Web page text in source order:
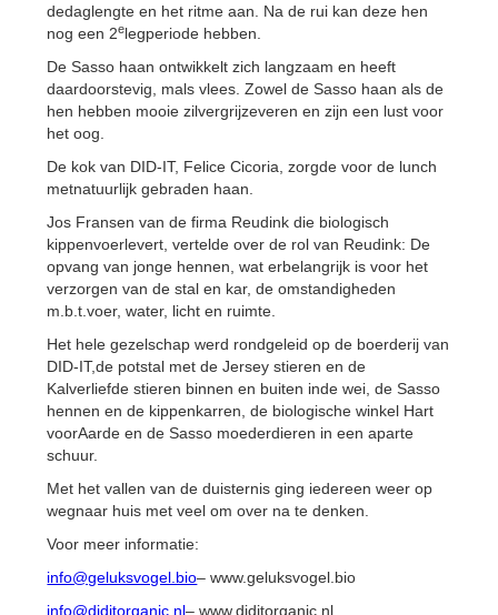
dedaglengte en het ritme aan. Na de rui kan deze hen
nog een 2elegperiode hebben.
De Sasso haan ontwikkelt zich langzaam en heeft
daardoorstevig, mals vlees. Zowel de Sasso haan als de
hen hebben mooie zilvergrijzeveren en zijn een lust voor
het oog.
De kok van DID-IT, Felice Cicoria, zorgde voor de lunch
metnatuurlijk gebraden haan.
Jos Fransen van de firma Reudink die biologisch
kippenvoerlevert, vertelde over de rol van Reudink: De
opvang van jonge hennen, wat erbelangrijk is voor het
verzorgen van de stal en kar, de omstandigheden
m.b.t.voer, water, licht en ruimte.
Het hele gezelschap werd rondgeleid op de boerderij van
DID-IT,de potstal met de Jersey stieren en de
Kalverliefde stieren binnen en buiten inde wei, de Sasso
hennen en de kippenkarren, de biologische winkel Hart
voorAarde en de Sasso moederdieren in een aparte
schuur.
Met het vallen van de duisternis ging iedereen weer op
wegnaar huis met veel om over na te denken.
Voor meer informatie:
info@geluksvogel.bio– www.geluksvogel.bio
info@diditorganic.nl– www.diditorganic.nl